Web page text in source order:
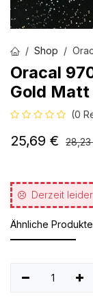
Shop
Oracal
Gold Matt
(0
25,69 € 28,23
Derzeit
Ähnliche Produkte